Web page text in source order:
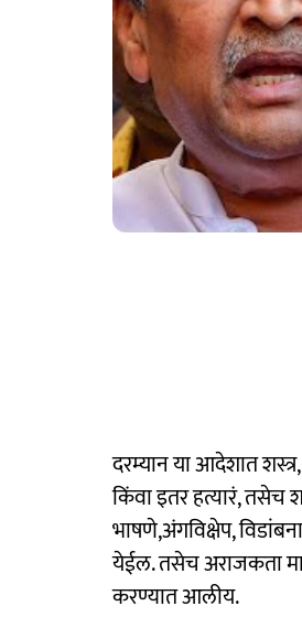
दरम्यान या आदेशात
किंवा इतर हत्यारं,
भाषणे,अंगविक्षेप,
येईल. तसेच अराजकता
करण्यात आलीय.